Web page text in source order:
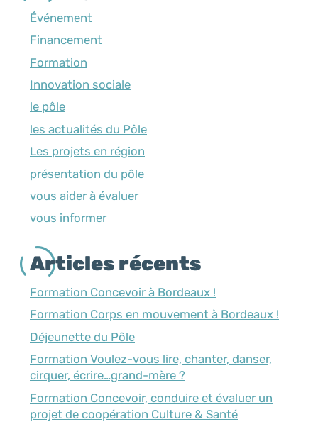
Événement
Financement
Formation
Innovation sociale
le pôle
les actualités du Pôle
Les projets en région
présentation du pôle
vous aider à évaluer
vous informer
Articles récents
Formation Concevoir à Bordeaux !
Formation Corps en mouvement à Bordeaux !
Déjeunette du Pôle
Formation Voulez-vous lire, chanter, danser,
cirquer, écrire…grand-mère ?
Formation Concevoir, conduire et évaluer un
projet de coopération Culture & Santé